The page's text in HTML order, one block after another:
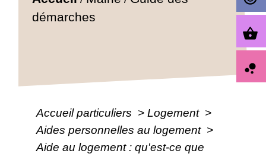
démarches
Accueil particuliers > Logement >
Aides personnelles au logement >
Aide au logement : qu'est-ce que
shopping_basket
bubble_chart